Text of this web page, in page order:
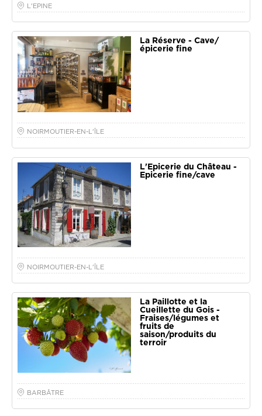
L'EPINE
La Réserve - Cave/
épicerie fine
NOIRMOUTIER-EN-L'ÎLE
L'Epicerie du Château -
Epicerie fine/cave
NOIRMOUTIER-EN-L'ÎLE
La Paillotte et la
Cueillette du Gois -
Fraises/légumes et
fruits de
saison/produits du
terroir
BARBÂTRE